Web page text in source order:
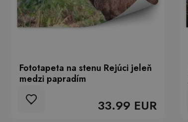
Fototapeta na stenu Rejúci jeleň
medzi papradím
33.99 EUR